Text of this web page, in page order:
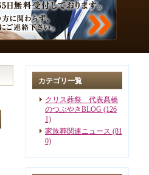
カテゴリ一覧
クリス葬祭 代表髙橋
のつぶやきBLOG (126
1)
家族葬関連ニュース (81
0)